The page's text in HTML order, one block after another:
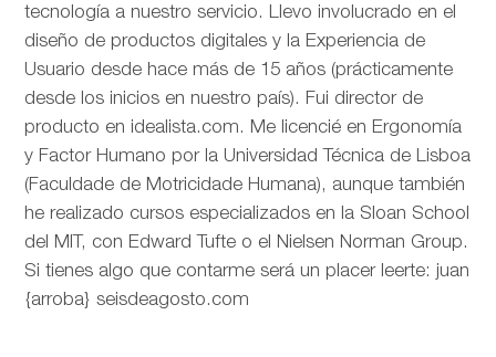
tecnología a nuestro servicio. Llevo involucrado en el
diseño de productos digitales y la Experiencia de
Usuario desde hace más de 15 años (prácticamente
desde los inicios en nuestro país). Fui director de
producto en idealista.com. Me licencié en Ergonomía
y Factor Humano por la Universidad Técnica de Lisboa
(Faculdade de Motricidade Humana), aunque también
he realizado cursos especializados en la Sloan School
del MIT, con Edward Tufte o el Nielsen Norman Group.
Si tienes algo que contarme será un placer leerte: juan
{arroba} seisdeagosto.com